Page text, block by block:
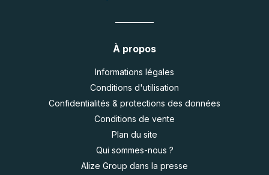
À propos
Informations légales
Conditions d'utilisation
Confidentialités & protections des données
Conditions de vente
Plan du site
Qui sommes-nous ?
Alize Group dans la presse